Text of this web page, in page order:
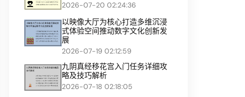
2026-07-20 02:24:36
以映像大厅为核心打造多维沉浸
式体验空间推动数字文化创新发
展
2026-07-19 02:12:59
九阴真经移花宫入门任务详细攻
略及技巧解析
2026-07-18 02:18:05